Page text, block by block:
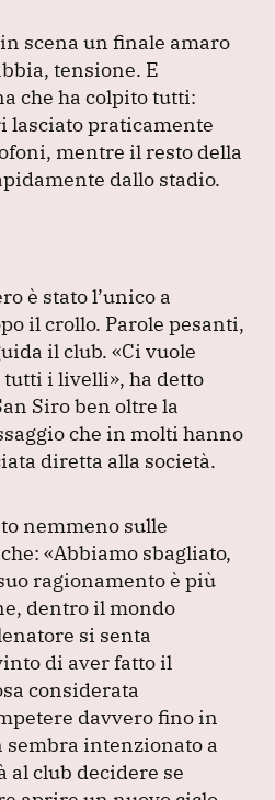
scena un finale amaro
tensione. E
che ha colpito tutti:
lasciato praticamente
mentre il resto della
dallo stadio.
è stato l’unico a
il crollo. Parole pesanti,
il club. «Ci vuole
tutti i livelli», ha detto
Siro ben oltre la
che in molti hanno
diretta alla società.
nemmeno sulle
«Abbiamo sbagliato,
ragionamento è più
dentro il mondo
si senta
di aver fatto il
considerata
davvero fino in
sembra intenzionato a
al club decidere se